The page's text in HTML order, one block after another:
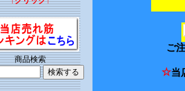
商品検索
ご
☆当